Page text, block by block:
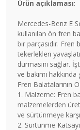
Ürün açıklaması:
Mercedes-Benz E
kullanılan ön fren
bir parçasıdır.
tekerlekleri
durmasını sağlar.
ve bakımı
Fren Balatalarının
1. Malzeme: Fren
malzemelerden
ve sürtünmeye karşı
2. Sürtünme